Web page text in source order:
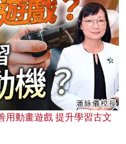
用動畫遊戲 提升學習古文